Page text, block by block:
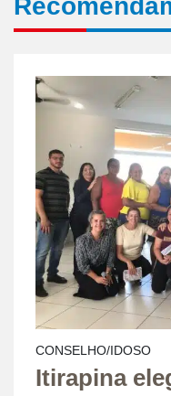
CONSELHO/IDOSO
Itirapina